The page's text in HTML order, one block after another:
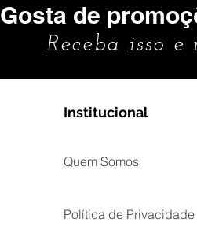
Gosta de
Receba isso
Institucional
Quem Somos
Política de Privacidade